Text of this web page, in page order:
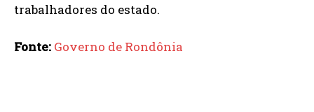
trabalhadores do estado.
Fonte: Governo de Rondônia